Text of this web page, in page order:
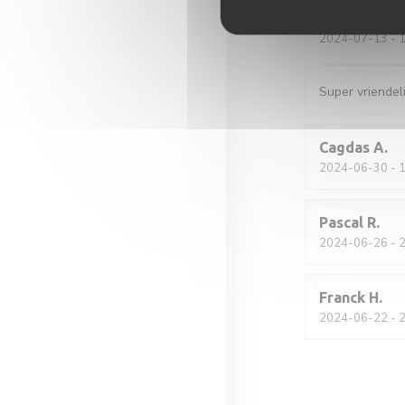
2024-07-13-
Super
Cagdas A
2024-06-30 -
Pascal R
2024-06-26 -
Franck H
2024-06-22 -